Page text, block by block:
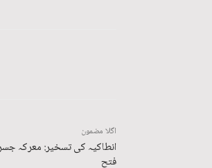
اگلا مضمون
انطاکیہ کی تسخیر: معرکہ
فتح